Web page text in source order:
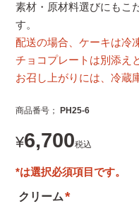
素材・原材料選びにもこ
す。
配送の場合、ケーキは冷
チョコプレートは別添え
お召し上がりには、冷蔵
商品番号 PH25-6
¥6,700税込
クリーム